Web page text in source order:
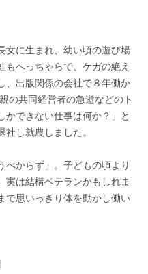
に生まれ、幼い頃の遊び場
もへっちゃらで、ケガの絶え
、出版関係の会社で８年働か
の共同経営者の急逝などのト
かできない仕事は何か？」と
し就農しました。
べからず」。子どもの頃より
実は結構ベテランかもしれま
で思いっきり体を動かし働い